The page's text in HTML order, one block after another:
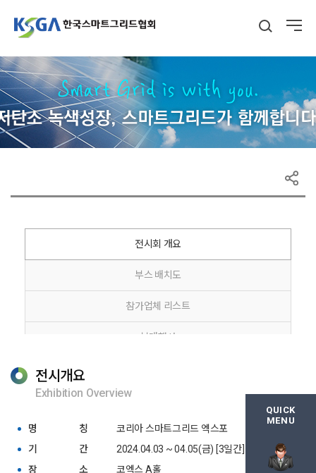
QUICK
MENU
전시회 개요
부스 배치도
참가업체 리스트
부대행사
전시개요
Exhibition Overview
명 칭
코리아 스마트그리드 엑스포
기
간
2024.04.03 ~ 04.05(금) [3일간]
장
소
코엑스 A홀